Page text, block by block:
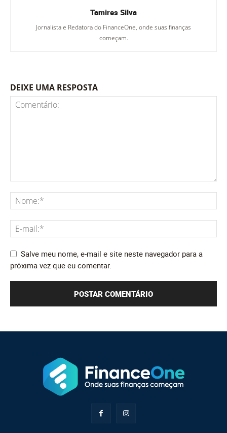
Tamires Silva
Jornalista e Redatora do FinanceOne, onde suas finanças
começam.
DEIXE UMA RESPOSTA
Salve meu nome, e-mail e site neste navegador para a
próxima vez que eu comentar.